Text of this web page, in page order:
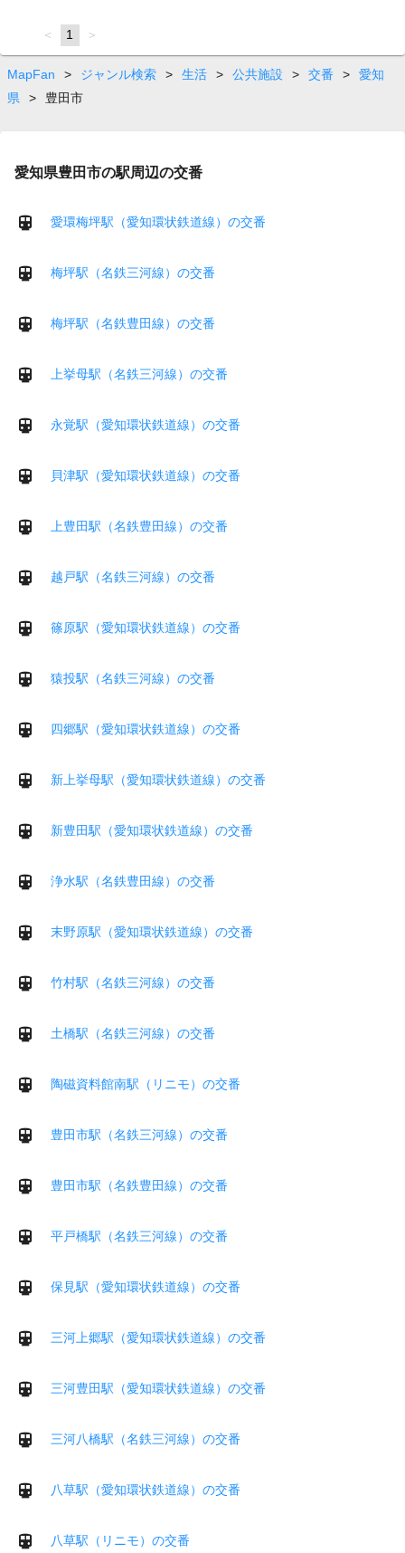
page
You're
on
page
1 page
MapFan > ジャンル検索 > 生活 > 公共施設 > 交番 >
愛知
県
> 豊田市
愛知県豊田市の駅周辺の交番
愛環梅坪駅（愛知環状鉄道線）の交番
梅坪駅（名鉄三河線）の交番
梅坪駅（名鉄豊田線）の交番
上挙母駅（名鉄三河線）の交番
永覚駅（愛知環状鉄道線）の交番
貝津駅（愛知環状鉄道線）の交番
上豊田駅（名鉄豊田線）の交番
越戸駅（名鉄三河線）の交番
篠原駅（愛知環状鉄道線）の交番
猿投駅（名鉄三河線）の交番
四郷駅（愛知環状鉄道線）の交番
新上挙母駅（愛知環状鉄道線）の交番
新豊田駅（愛知環状鉄道線）の交番
浄水駅（名鉄豊田線）の交番
末野原駅（愛知環状鉄道線）の交番
竹村駅（名鉄三河線）の交番
土橋駅（名鉄三河線）の交番
陶磁資料館南駅（リニモ）の交番
豊田市駅（名鉄三河線）の交番
豊田市駅（名鉄豊田線）の交番
平戸橋駅（名鉄三河線）の交番
保見駅（愛知環状鉄道線）の交番
三河上郷駅（愛知環状鉄道線）の交番
三河豊田駅（愛知環状鉄道線）の交番
三河八橋駅（名鉄三河線）の交番
八草駅（愛知環状鉄道線）の交番
八草駅（リニモ）の交番